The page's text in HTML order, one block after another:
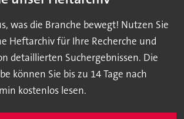
was die Branche bewegt! Nutzen Sie
Heftarchiv für Ihre Recherche und
detaillierten Suchergebnissen. Die
können Sie bis zu 14 Tage nach
kostenlos lesen.